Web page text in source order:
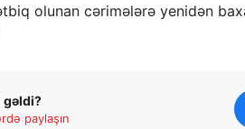
olunan cərimələrə yenidən
gəldi?
paylaşın